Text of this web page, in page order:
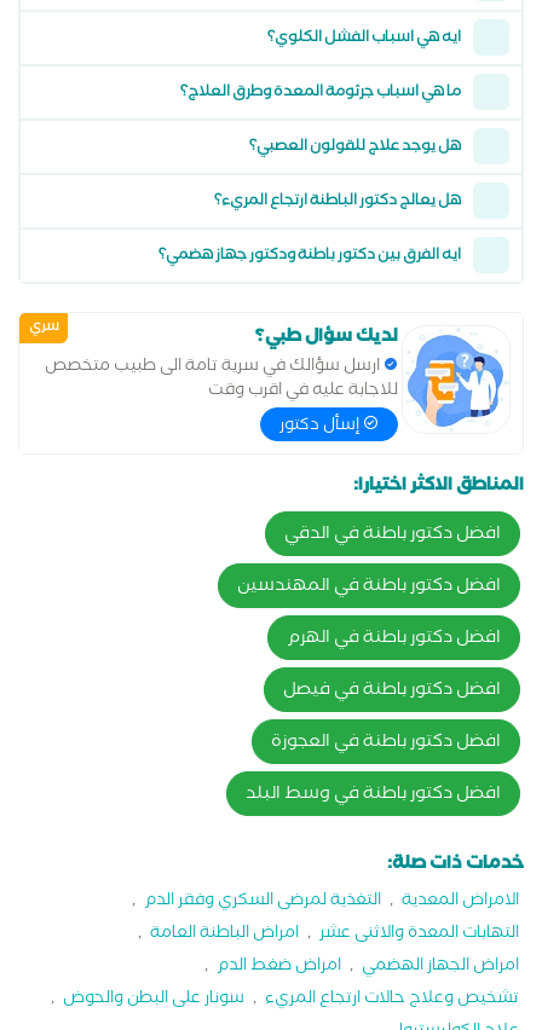
ايه هي اسباب الفشل الكلوي؟
ما هي اسباب جرثومة المعدة وطرق العلاج؟
هل يوجد علاج للقولون العصبي؟
هل يعالج دكتور الباطنة ارتجاع المريء؟
ايه الفرق بين دكتور باطنة ودكتور جهاز هضمي؟
سري لديك سؤال طبي؟
ارسل سؤالك في سرية تامة الى طبيب متخصص
للاجابة عليه في اقرب وقت
إسأل دكتور
المناطق الاكثر اختيارا:
افضل دكتور باطنة في الدقي
افضل دكتور باطنة في المهندسين
افضل دكتور باطنة في الهرم
افضل دكتور باطنة في فيصل
افضل دكتور باطنة في العجوزة
افضل دكتور باطنة في وسط البلد
خدمات ذات صلة:
الامراض المعدية , التغذية لمرضى السكري وفقر الدم ,
التهابات المعدة والاثنى عشر , امراض الباطنة العامة ,
امراض الجهاز الهضمي , امراض ضغط الدم ,
تشخيص وعلاج حالات ارتجاع المريء , سونار على البطن والحوض ,